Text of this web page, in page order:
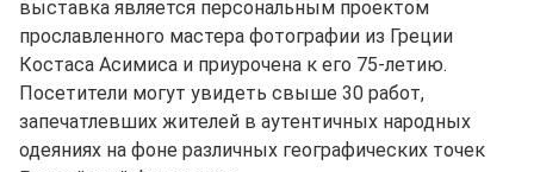
выставка является персональным проектом
прославленного мастера фотографии из Греции
Костаса Асимиса и приурочена к его 75-летию.
Посетители могут увидеть свыше 30 работ,
запечатлевших жителей в аутентичных народных
одеяниях на фоне различных географических точек